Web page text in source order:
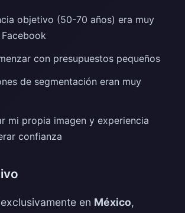
objetivo (50-70 años) era muy
con presupuestos pequeños
de segmentación eran muy
mi propia imagen y experiencia
confianza
en México,